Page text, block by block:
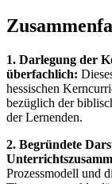
1. Darlegung der
überfachlich:
hessischen
bezüglich der
der Lernenden.
2. Begründete
Prozessmodell und